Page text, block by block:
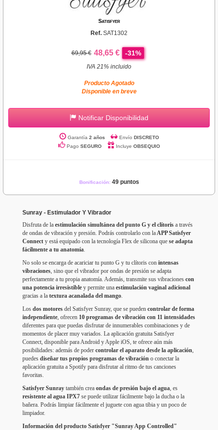
Satisfyer
Ref. SAT1302
69,95 € 48,65 € -31%
IVA 21% incluido
Producto Agotado
Disponible en breve
Notificar Disponibilidad
Garantía 2 años Envío DISCRETO
Pago SEGURO Incluye OBSEQUIO
Bonificación: 49 puntos
Sunray - Estimulador Y Vibrador
Disfruta de la estimulación simultánea del punto G y el clítoris a través
de ondas de vibración y presión. Podrás controlarlo con laAPP Satisfyer
Connect y está equipado con la tecnología Flex de silicona que se adapta
fácilmente a tu anatomía.
No solo se encarga de acariciar tu punto G y tu clítoris con intensas
vibraciones, sino que el vibrador por ondas de presión se adapta
perfectamente a tu propia anatomía. Además, transmite sus vibraciones con
una potencia irresistible y permite una estimulación vaginal adicional
gracias a la textura acanalada del mango.
Los dos motores del Satisfyer Sunray, que se pueden controlar de forma
independiente, ofrecen 10 programas de vibración con 11 intensidades
diferentes para que puedas disfrutar de innumerables combinaciones y de
momentos de placer muy variados. La aplicación gratuita Satisfyer
Connect, disponible para Android y Apple iOS, te ofrece aún más
posibilidades: además de poder controlar el aparato desde la aplicación,
puedes diseñar tus propios programas de vibración o conectar la
aplicación gratuita a Spotify para disfrutar al ritmo de tus canciones
favoritas.
Satisfyer Sunray también crea ondas de presión bajo el agua, es
resistente al agua IPX7 se puede utilizar fácilmente bajo la ducha o la
bañera. Podrás limpiar fácilmente el juguete con agua tibia y un poco de
limpiador.
Información del producto Satisfyer "Sunray App Controlled"